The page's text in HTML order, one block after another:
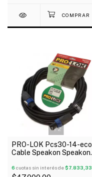
1/2
PRO-LOK Pcs30-14-eco
Cable Speakon Speakon
6 cuotas sin interés de$7.833,33